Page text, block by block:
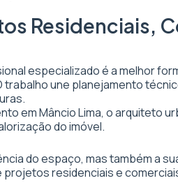
Residenciais,
especializado é a melhor
trabalho une planejamento
em Mâncio Lima, o arquiteto
do imóvel.
do espaço, mas também a
residenciais e